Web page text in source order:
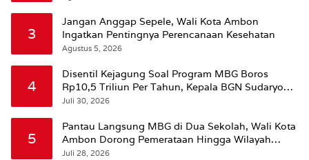
3
Jangan Anggap Sepele, Wali Kota Ambon
Ingatkan Pentingnya Perencanaan Kesehatan
Agustus 5, 2026
4
Disentil Kejagung Soal Program MBG Boros
Rp10,5 Triliun Per Tahun, Kepala BGN Sudaryono
Beri Penjelasan
Juli 30, 2026
5
Pantau Langsung MBG di Dua Sekolah, Wali Kota
Ambon Dorong Pemerataan Hingga Wilayah
Leitimur Selatan
Juli 28, 2026